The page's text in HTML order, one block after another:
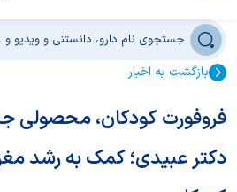
بازگشت به اخبار
فروفورت کودکان، محصولی
دکتر عبیدی؛ کمک به رشد